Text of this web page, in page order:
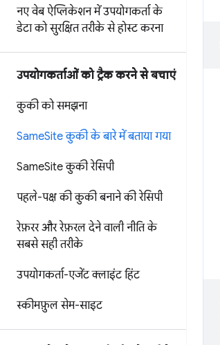
नए वेब ऐप्लिकेशन में उपयोगकर्ता के
डेटा को सुरक्षित तरीके से होस्ट करना
उपयोगकर्ताओं को ट्रैक करने से बचाएं
कुकी को समझना
SameSite कुकी के बारे में बताया गया
SameSite कुकी रेसिपी
पहले-पक्ष की कुकी बनाने की रेसिपी
रेफ़रर और रेफ़रल देने वाली नीति के
सबसे सही तरीके
उपयोगकर्ता-एजेंट क्लाइंट हिंट
स्कीमफ़ुल सेम-साइट